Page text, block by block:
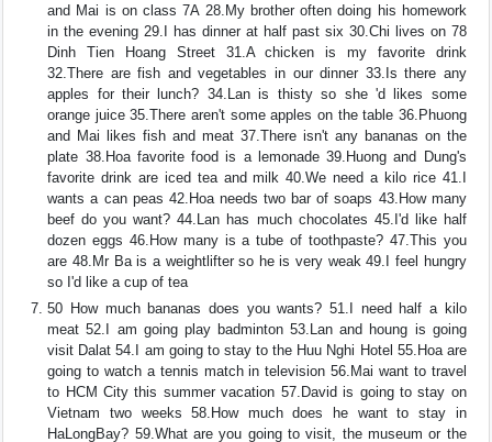
and Mai is on class 7A 28.My brother often doing his homework
in the evening 29.I has dinner at half past six 30.Chi lives on 78
Dinh Tien Hoang Street 31.A chicken is my favorite drink
32.There are fish and vegetables in our dinner 33.Is there any
apples for their lunch? 34.Lan is thisty so she 'd likes some
orange juice 35.There aren't some apples on the table 36.Phuong
and Mai likes fish and meat 37.There isn't any bananas on the
plate 38.Hoa favorite food is a lemonade 39.Huong and Dung's
favorite drink are iced tea and milk 40.We need a kilo rice 41.I
wants a can peas 42.Hoa needs two bar of soaps 43.How many
beef do you want? 44.Lan has much chocolates 45.I'd like half
dozen eggs 46.How many is a tube of toothpaste? 47.This you
are 48.Mr Ba is a weightlifter so he is very weak 49.I feel hungry
so I'd like a cup of tea
50 How much bananas does you wants? 51.I need half a kilo
meat 52.I am going play badminton 53.Lan and houng is going
visit Dalat 54.I am going to stay to the Huu Nghi Hotel 55.Hoa are
going to watch a tennis match in television 56.Mai want to travel
to HCM City this summer vacation 57.David is going to stay on
Vietnam two weeks 58.How much does he want to stay in
HaLongBay? 59.What are you going to visit, the museum or the